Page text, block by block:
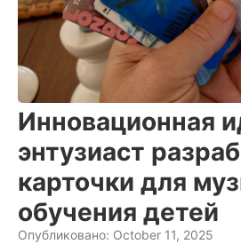
Инновационная
энтузиаст
карточки для
обучения детей
Опубликовано: October 11, 2025